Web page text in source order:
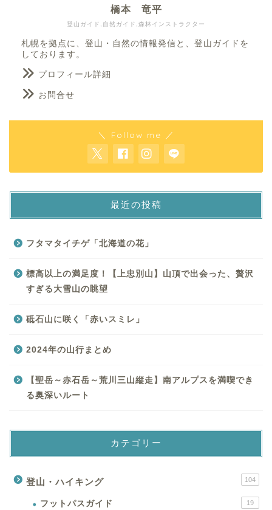
登山ガイド,自然ガイド,森林インストラクター
橋本 竜平
札幌を拠点に、登山・自然の情報発信と、登山ガイドを
しております。
プロフィール詳細
お問合せ
＼ Follow me ／
最近の投稿
フタマタイチゲ「北海道の花」
標高以上の満足度！【上忠別山】山頂で出会った、贅沢
すぎる大雪山の眺望
砥石山に咲く「赤いスミレ」
2024年の山行まとめ
【聖岳～赤石岳～荒川三山縦走】南アルプスを満喫でき
る奥深いルート
カテゴリー
登山・ハイキング 104
フットパスガイド 19